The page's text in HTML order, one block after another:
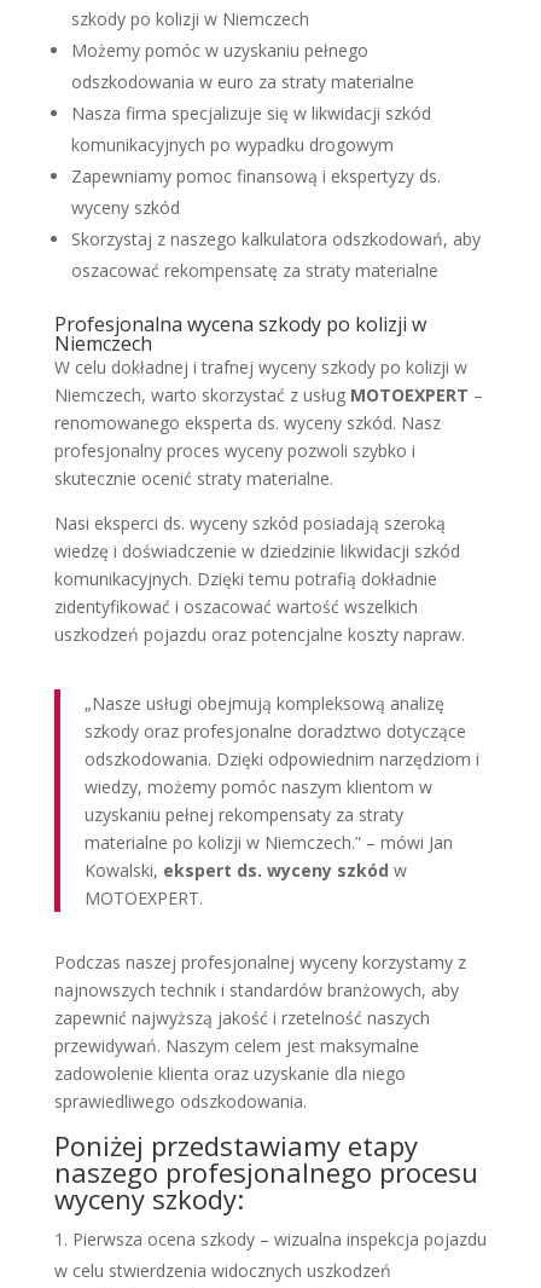
szkody po kolizji w Niemczech
Możemy pomóc w uzyskaniu pełnego
odszkodowania w euro za straty materialne
Nasza firma specjalizuje się w likwidacji szkód
komunikacyjnych po wypadku drogowym
Zapewniamy pomoc finansową i ekspertyzy ds.
wyceny szkód
Skorzystaj z naszego kalkulatora odszkodowań, aby
oszacować rekompensatę za straty materialne
Profesjonalna wycena szkody po kolizji w
Niemczech
W celu dokładnej i trafnej wyceny szkody po kolizji w
Niemczech, warto skorzystać z usług MOTOEXPERT –
renomowanego eksperta ds. wyceny szkód. Nasz
profesjonalny proces wyceny pozwoli szybko i
skutecznie ocenić straty materialne.
Nasi eksperci ds. wyceny szkód posiadają szeroką
wiedzę i doświadczenie w dziedzinie likwidacji szkód
komunikacyjnych. Dzięki temu potrafią dokładnie
zidentyfikować i oszacować wartość wszelkich
uszkodzeń pojazdu oraz potencjalne koszty napraw.
„Nasze usługi obejmują kompleksową analizę
szkody oraz profesjonalne doradztwo dotyczące
odszkodowania. Dzięki odpowiednim narzędziom i
wiedzy, możemy pomóc naszym klientom w
uzyskaniu pełnej rekompensaty za straty
materialne po kolizji w Niemczech.” – mówi Jan
Kowalski, ekspert ds. wyceny szkód w
MOTOEXPERT.
Podczas naszej profesjonalnej wyceny korzystamy z
najnowszych technik i standardów branżowych, aby
zapewnić najwyższą jakość i rzetelność naszych
przewidywań. Naszym celem jest maksymalne
zadowolenie klienta oraz uzyskanie dla niego
sprawiedliwego odszkodowania.
Poniżej przedstawiamy etapy
naszego profesjonalnego procesu
wyceny szkody:
Pierwsza ocena szkody – wizualna inspekcja pojazdu
w celu stwierdzenia widocznych uszkodzeń